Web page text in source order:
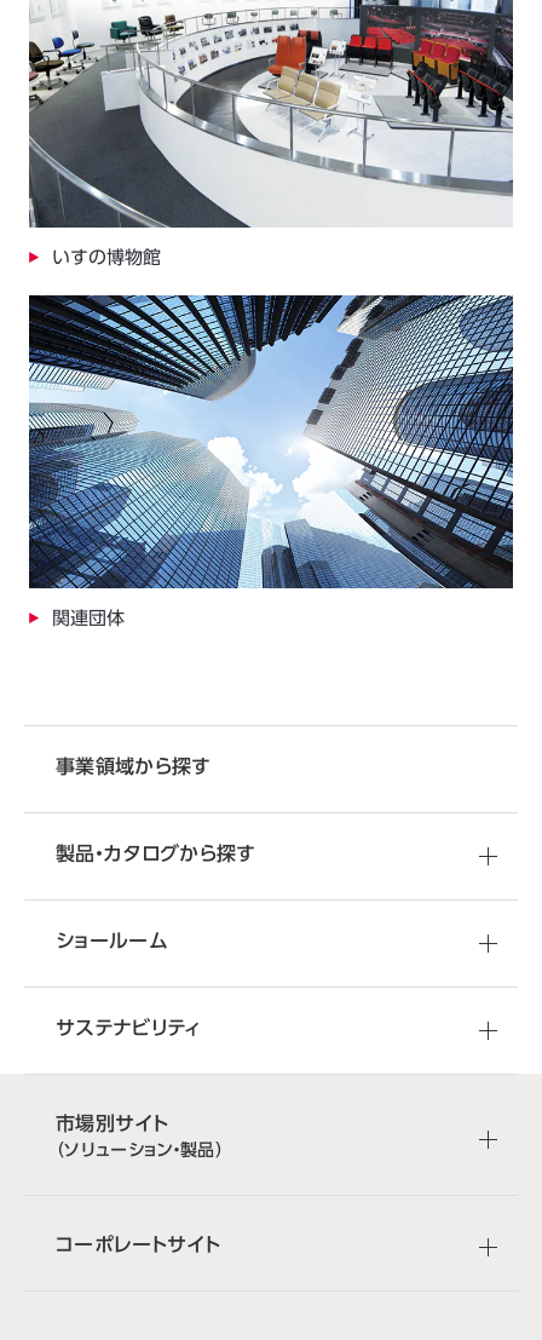
いすの博物館
関連団体
事業領域から探す
製品・カタログから探す
ショールーム
サステナビリティ
市場別サイト
（ソリューション・製品）
コーポレートサイト